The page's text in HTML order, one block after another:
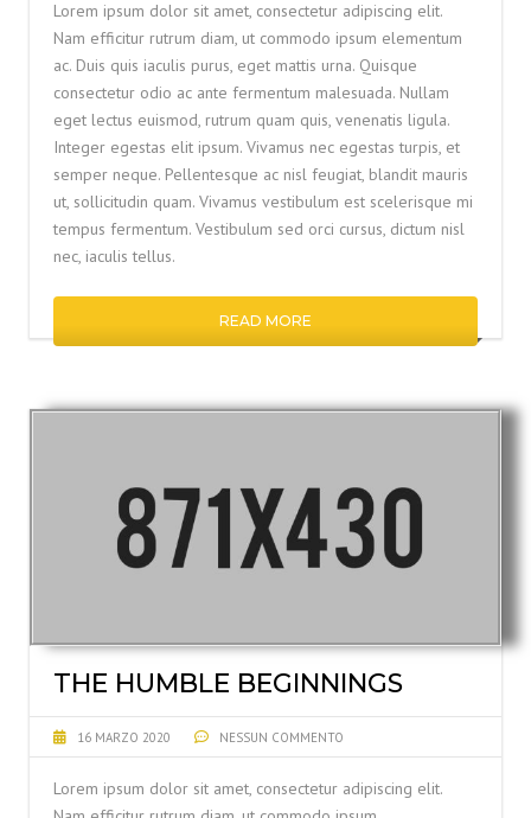
Lorem ipsum dolor sit amet, consectetur adipiscing elit.
Nam efficitur rutrum diam, ut commodo ipsum elementum
ac. Duis quis iaculis purus, eget mattis urna. Quisque
consectetur odio ac ante fermentum malesuada. Nullam
eget lectus euismod, rutrum quam quis, venenatis ligula.
Integer egestas elit ipsum. Vivamus nec egestas turpis, et
semper neque. Pellentesque ac nisl feugiat, blandit mauris
ut, sollicitudin quam. Vivamus vestibulum est scelerisque mi
tempus fermentum. Vestibulum sed orci cursus, dictum nisl
nec, iaculis tellus.
READ MORE
THE HUMBLE BEGINNINGS
16 MARZO 2020 NESSUN COMMENTO
Lorem ipsum dolor sit amet, consectetur adipiscing elit.